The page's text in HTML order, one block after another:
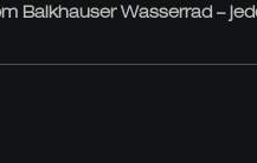
Balkhauser Wasserrad –